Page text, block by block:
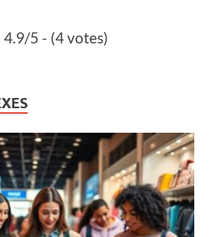
4.9/5 - (4 votes)